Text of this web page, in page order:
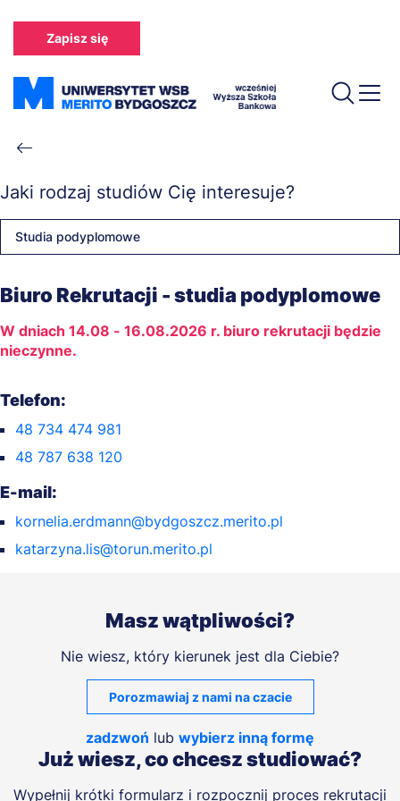
treści
Zapisz się
Ścieżka
nawigacyjna
Jaki rodzaj studiów Cię interesuje?
Studia podyplomowe
Biuro Rekrutacji - studia podyplomowe
W dniach 14.08 - 16.08.2026 r. biuro rekrutacji będzie
nieczynne.
Telefon:
48 734 474 981
48 787 638 120
E-mail:
kornelia.erdmann@bydgoszcz.merito.pl
katarzyna.lis@torun.merito.pl
Masz wątpliwości?
Nie wiesz, który kierunek jest dla Ciebie?
Porozmawiaj z nami na czacie
zadzwoń lub wybierz inną formę
Już wiesz, co chcesz studiować?
Wypełnij krótki formularz i rozpocznij proces rekrutacji